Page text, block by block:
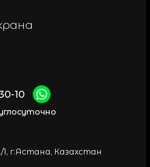
10
1, г.Астана, Казахстан